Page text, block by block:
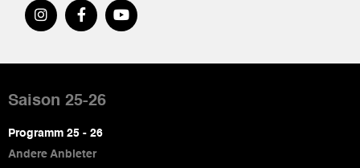
de
page
Saison 25-26
Programm 25 - 26
Andere Anbieter